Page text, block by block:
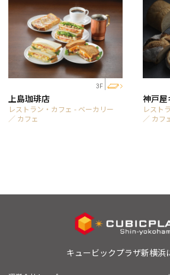
3F
上島珈琲店
レストラン・カフェ - ベーカリー
／ カフェ
神戸屋
レスト
／ カフ
キュービックプラザ新横浜